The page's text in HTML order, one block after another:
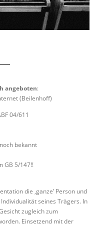
angeboten:
(Beilenhoff)
04/611
bekannt
GB 5/147!!
die ‚ganze’ Person und
seines Trägers. In
zugleich zum
Einsetzend mit der